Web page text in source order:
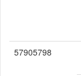
57905798